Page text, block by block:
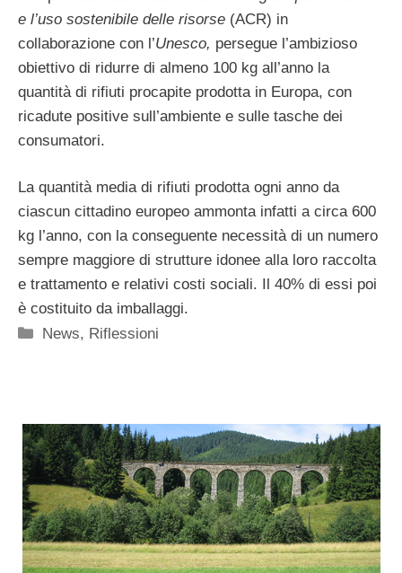
e l’uso sostenibile delle risorse (ACR) in
collaborazione con l’Unesco, persegue l’ambizioso
obiettivo di ridurre di almeno 100 kg all’anno la
quantità di rifiuti procapite prodotta in Europa, con
ricadute positive sull’ambiente e sulle tasche dei
consumatori.
La quantità media di rifiuti prodotta ogni anno da
ciascun cittadino europeo ammonta infatti a circa 600
kg l’anno, con la conseguente necessità di un numero
sempre maggiore di strutture idonee alla loro raccolta
e trattamento e relativi costi sociali. Il 40% di essi poi
è costituito da imballaggi.
Categorie
News, Riflessioni